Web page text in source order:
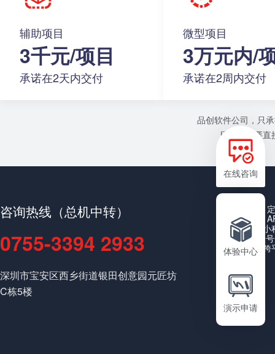
在线咨询
体验中心
演示申请
辅助项目
3千元/项目
承诺在2天内交付
微型项目
3万元内/
承诺在2周内交付
品创软件公司，只
目或者需要
咨询热线（总机中转）
0755-3394 2933
深圳市宝安区西乡街道银田创意园元匠坊
C栋5楼
公众